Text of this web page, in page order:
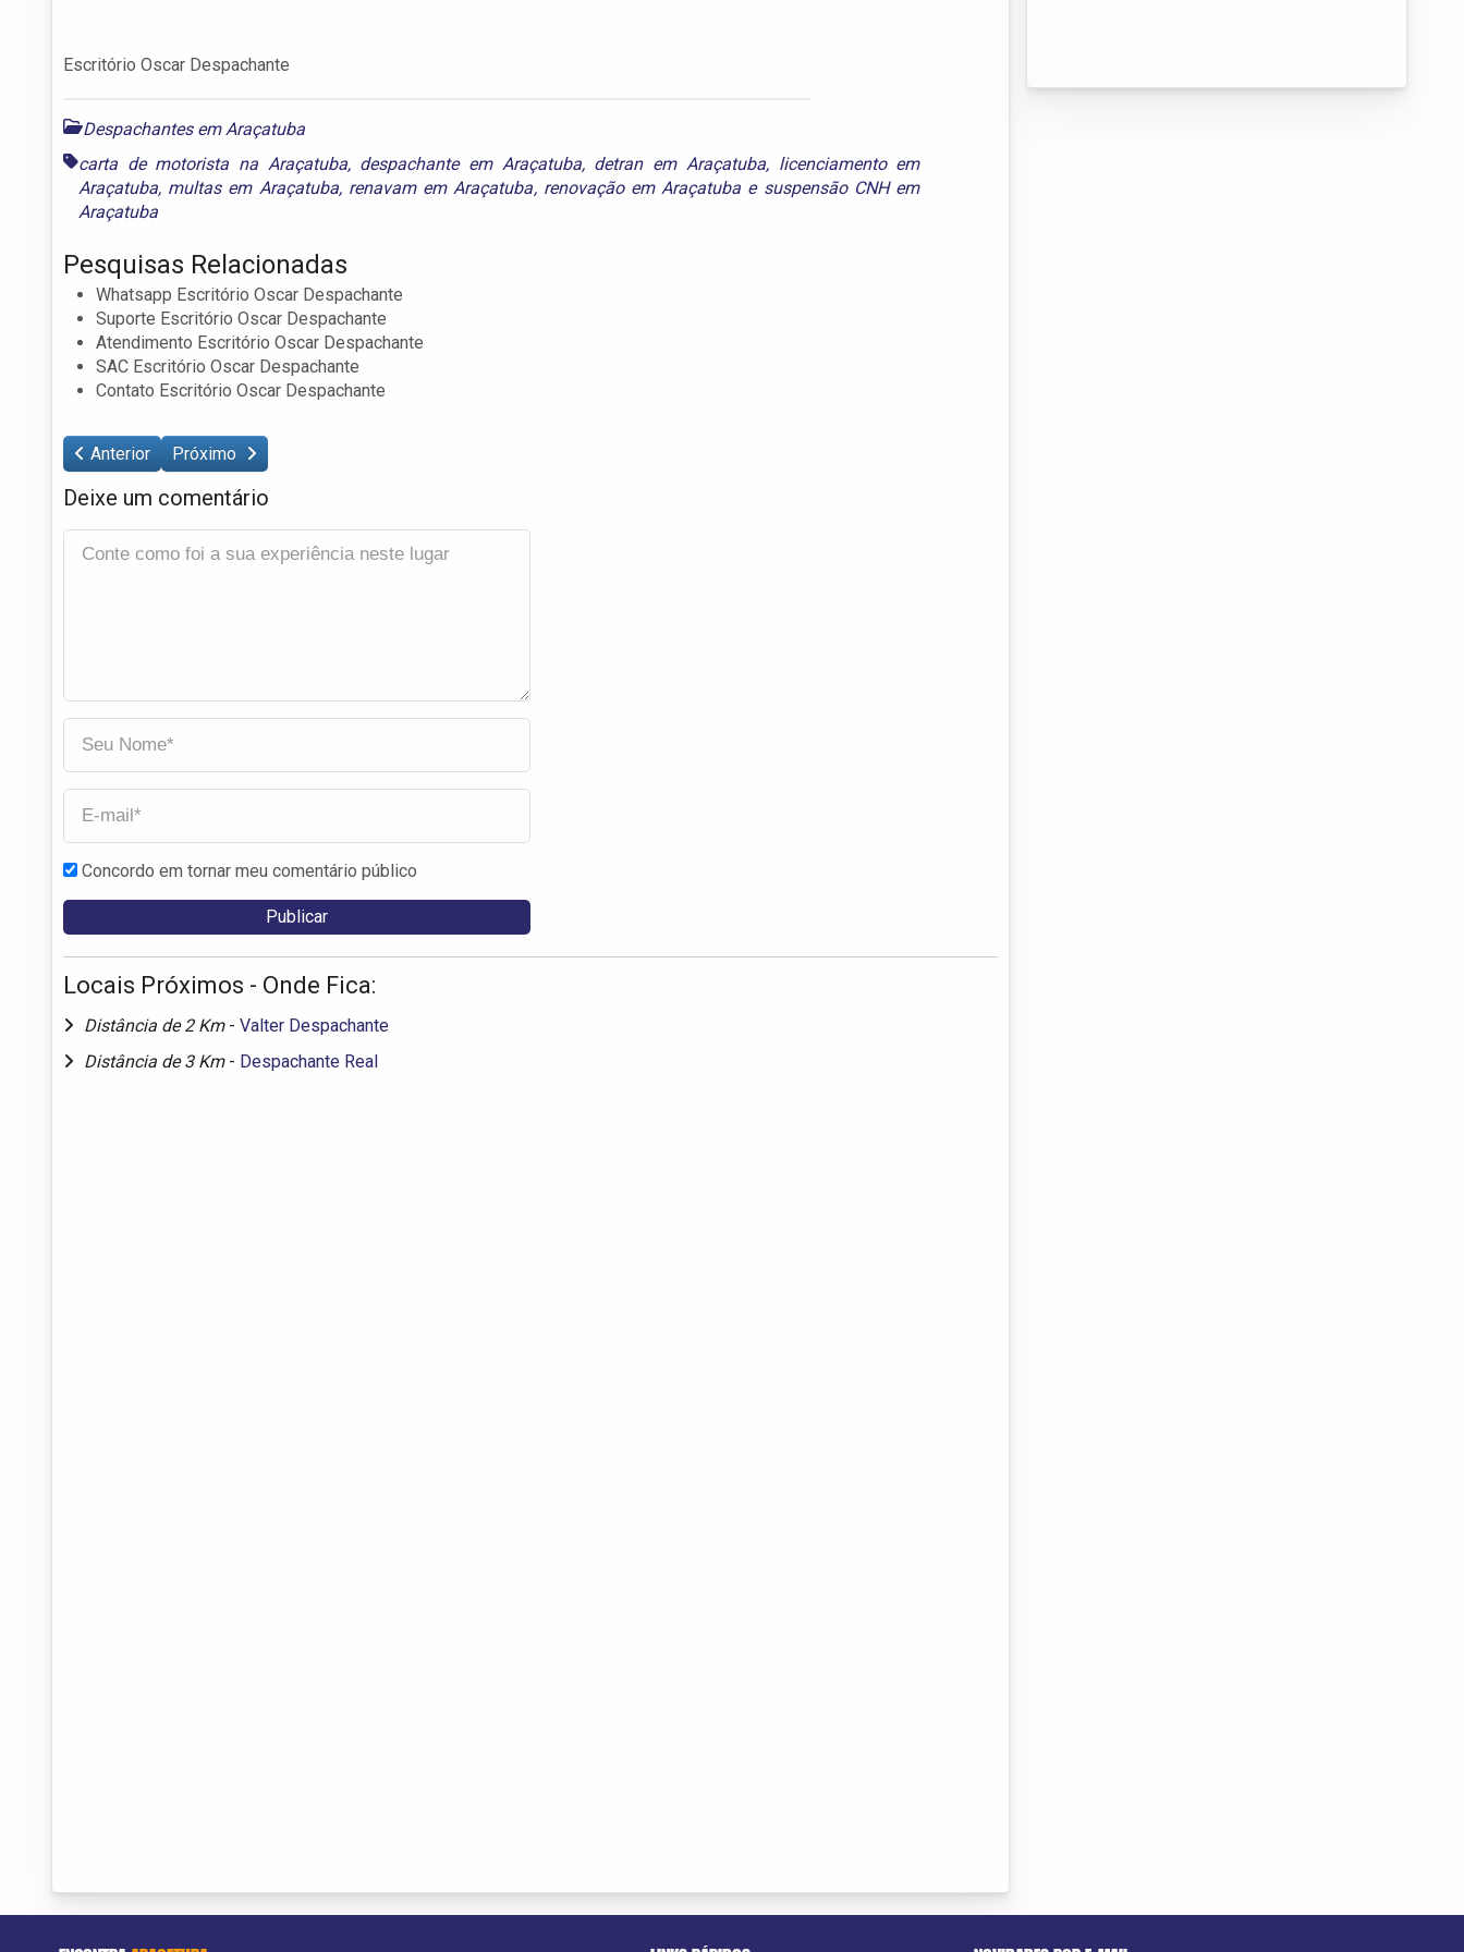
Escritório Oscar Despachante
Despachantes em Araçatuba
carta de motorista na Araçatuba, despachante em Araçatuba, detran em Araçatuba, licenciamento em
Araçatuba, multas em Araçatuba, renavam em Araçatuba, renovação em Araçatuba e suspensão CNH em
Araçatuba
Pesquisas Relacionadas
Whatsapp Escritório Oscar Despachante
Suporte Escritório Oscar Despachante
Atendimento Escritório Oscar Despachante
SAC Escritório Oscar Despachante
Contato Escritório Oscar Despachante
Anterior Próximo
Deixe um comentário
Concordo em tornar meu comentário público
Locais Próximos - Onde Fica:
Distância de 2 Km - Valter Despachante
Distância de 3 Km - Despachante Real